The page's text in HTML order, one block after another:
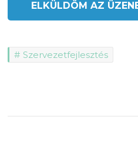
Szervezetfejlesztés